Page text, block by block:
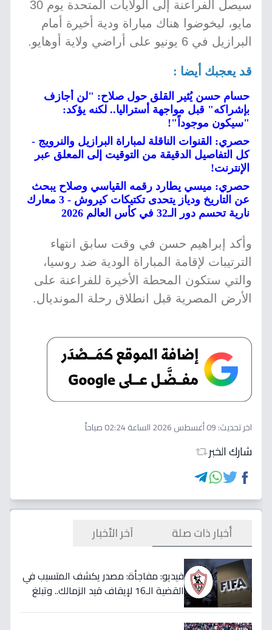
سيصل الفراعنة إلى الولايات المتحدة يوم 30
مايو، ليخوضوا هناك مباراة ودية أخيرة أمام
البرازيل في 6 يونيو على أراضي ولاية أوهايو.
قد يعجبك أيضا :
حسام حسن يُثير القلق حول صلاح: "لن أجازف
بإشراكه" قبل مواجهة أستراليا.. لكنه يؤكد:
"سيكون موجوداً"!
حصري: القنوات الناقلة لمباراة البرازيل والنرويج -
كل التفاصيل الدقيقة من التوقيت إلى المعلق عبر
الإنترنت!
حصري: ميسي يطارد رقمه القياسي وصلاح يبحث
عن التاريخ ودياز يتحدى تكتيكات كيروش - 3 معارك
نارية تحسم دور الـ32 في كأس العالم 2026
وأكد إبراهيم حسن في وقت سابق انتهاء
الترتيبات لإقامة المباراة الودية ضد روسيا،
والتي ستكون المحطة الأخيرة للفراعنة على
الأرض المصرية قبل انطلاق رحلة المونديال.
اخر تحديث:09 أغسطس 2026 الساعة 02:24 صباحاً
شارك الخبر
أخبار ذات صلة آخر الأخبار
فيديو: مفاجأة: مصدر يكشف المتسبب في
القضية الـ16 لإيقاف قيد الزمالك.. وتبلغ